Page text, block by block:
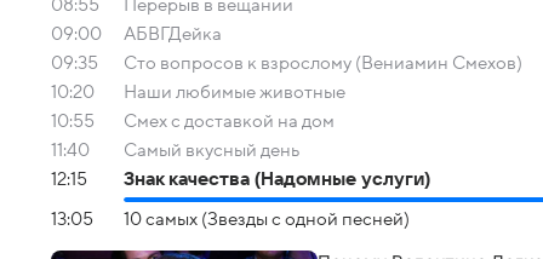
08:55
Перерыв в вещании
09:00
АБВГДейка
09:35
Сто вопросов к взрослому (Вениамин Смехов)
10:20
Наши любимые животные
10:55
Смех с доставкой на дом
11:40
Самый вкусный день
12:15
Знак качества (Надомные услуги)
13:05 10 самых (Звезды с одной песней)